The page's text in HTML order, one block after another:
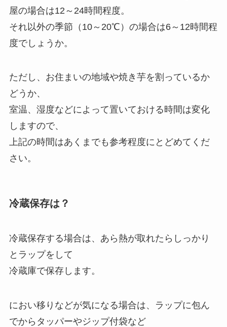
屋の場合は12～24時間程度。
それ以外の季節（10～20℃）の場合は6～12時間程
度でしょうか。
ただし、お住まいの地域や焼き芋を割っているか
どうか、
室温、湿度などによって置いておける時間は変化
しますので、
上記の時間はあくまでも参考程度にとどめてくだ
さい。
冷蔵保存は？
冷蔵保存する場合は、あら熱が取れたらしっかり
とラップをして
冷蔵庫で保存します。
におい移りなどが気になる場合は、ラップに包ん
でからタッパーやジップ付袋など